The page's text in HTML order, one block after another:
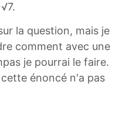
la question, mais je
comment avec une
je pourrai le faire.
énoncé n'a pas